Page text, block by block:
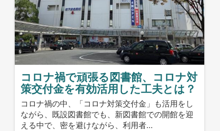
コロナ禍で頑張る図書館、コロナ対
策交付金を有効活用した工夫とは？
コロナ禍の中、「コロナ対策交付金」も活用をし
ながら、既設図書館でも、新図書館での開館を迎
える中で、密を避けながら、利用者…